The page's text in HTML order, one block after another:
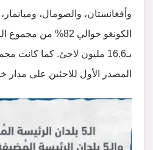
وأفغانستان، والصومال،
الكونغو حوالي 82% من
بـ16.6 مليون لاجئ. كما كانت
المصدر الأول للاجئين على